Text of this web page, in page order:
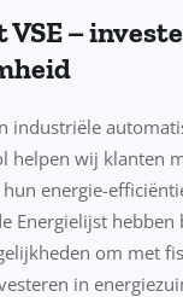
VSE –
industriële
helpen wij klanten
energie-
Energielijst
om met
in